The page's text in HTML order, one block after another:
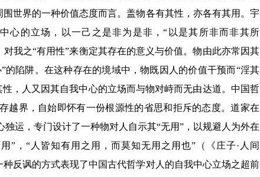
世界的一种价值态度而言。盖物各有其性，亦各有其用。宇
心的立场，以一己之是非为是非，“以是其所非而非其所
我之“有用性”来衡定其存在的意义与价值。物由此亦常因其
的陷阱。在这种存在的境域中，物既因人的价值干预而“淫其
，人又因其自我中心的立场而与物对峙而无由达道。中国哲
越界，自始即怀有一份根源性的省思和拒斥的态度。道家在
运，专门设计了一种物对人自示其“无用”，以规避人为外在
”，“人皆知有用之用，而莫知无用之用也”（《庄子·人间
反讽的方式表现了中国古代哲学对人的自我中心立场之超前